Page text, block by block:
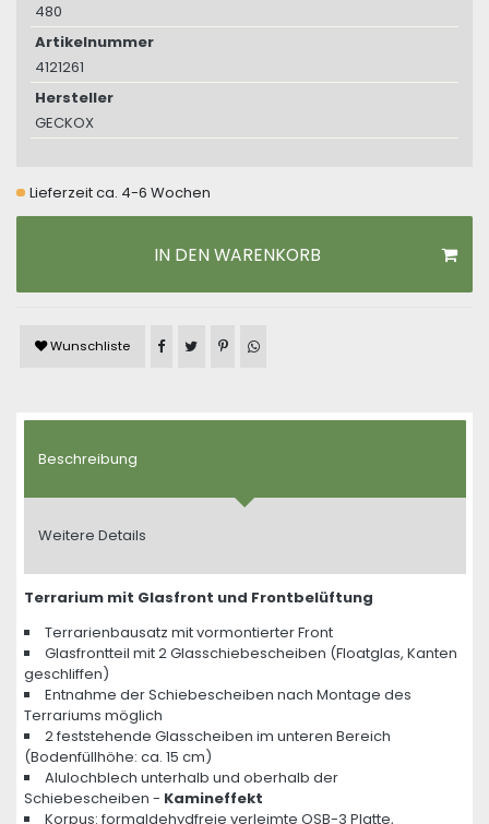
480
Artikelnummer
4121261
Hersteller
GECKOX
Lieferzeit ca. 4-6 Wochen
IN DEN WARENKORB
Wunschliste Artikel auf Facebook teilen
Artikel auf Twitter teilen
Artikel auf Pinterest teilen
Artikel auf WhatsApp teilen
Beschreibung
Weitere Details
Terrarium mit Glasfront und Frontbelüftung
Terrarienbausatz mit vormontierter Front
Glasfrontteil mit 2 Glasschiebescheiben (Floatglas, Kanten
geschliffen)
Entnahme der Schiebescheiben nach Montage des
Terrariums möglich
2 feststehende Glasscheiben im unteren Bereich
(Bodenfüllhöhe: ca. 15 cm)
Alulochblech unterhalb und oberhalb der
Schiebescheiben - Kamineffekt
Korpus: formaldehydfreie verleimte OSB-3 Platte,